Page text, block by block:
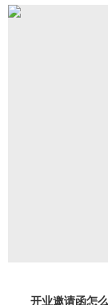
开业邀请函怎